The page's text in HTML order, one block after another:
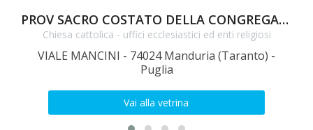
PROV SACRO COSTATO DELLA CONGREGAZIONE DEI PADRI PASSIONISTI
Chiesa cattolica - uffici ecclesiastici ed enti religiosi
VIALE MANCINI - 74024 Manduria (Taranto) -
Puglia
Vai alla vetrina